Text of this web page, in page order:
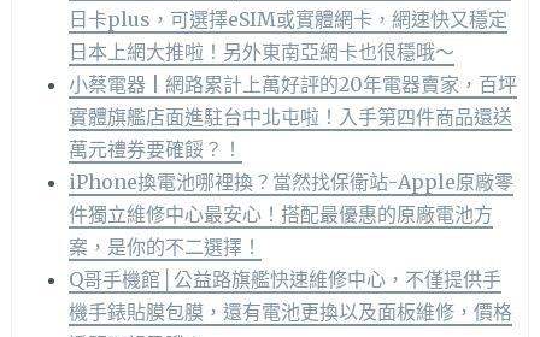
日卡plus，可選擇eSIM或實體網卡，網速快又穩定
日本上網大推啦！另外東南亞網卡也很穩哦～
小蔡電器 | 網路累計上萬好評的20年電器賣家，百坪
實體旗艦店面進駐台中北屯啦！入手第四件商品還送
萬元禮券要確餒？！
iPhone換電池哪裡換？當然找保衛站-Apple原廠零
件獨立維修中心最安心！搭配最優惠的原廠電池方
案，是你的不二選擇！
Q哥手機館│公益路旗艦快速維修中心，不僅提供手
機手錶貼膜包膜，還有電池更換以及面板維修，價格